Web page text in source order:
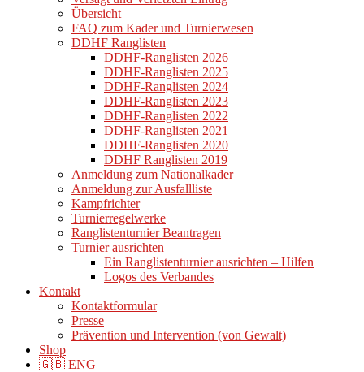
Übersicht
FAQ zum Kader und Turnierwesen
DDHF Ranglisten
DDHF-Ranglisten 2026
DDHF-Ranglisten 2025
DDHF-Ranglisten 2024
DDHF-Ranglisten 2023
DDHF-Ranglisten 2022
DDHF-Ranglisten 2021
DDHF-Ranglisten 2020
DDHF Ranglisten 2019
Anmeldung zum Nationalkader
Anmeldung zur Ausfallliste
Kampfrichter
Turnierregelwerke
Ranglistenturnier Beantragen
Turnier ausrichten
Ein Ranglistenturnier ausrichten – Hilfen
Logos des Verbandes
Kontakt
Kontaktformular
Presse
Prävention und Intervention (von Gewalt)
Shop
🇬🇧 ENG